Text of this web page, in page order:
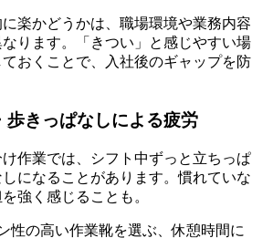
楽かどうかは、職場環境や業務内容
ります。「きつい」と感じやすい場
おくことで、入社後のギャップを防
歩きっぱなしによる疲労
作業では、シフト中ずっと立ちっぱ
になることがあります。慣れていな
強く感じることも。
性の高い作業靴を選ぶ、休憩時間に